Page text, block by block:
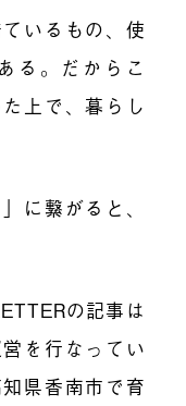
いるもの、使
る。だからこ
上で、暮らし
に繋がると、
の記事は
を行なってい
県香南市で育